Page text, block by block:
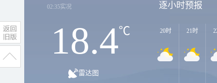
02:35实况
18.4℃
雷达图
逐小时预报
20时 21时